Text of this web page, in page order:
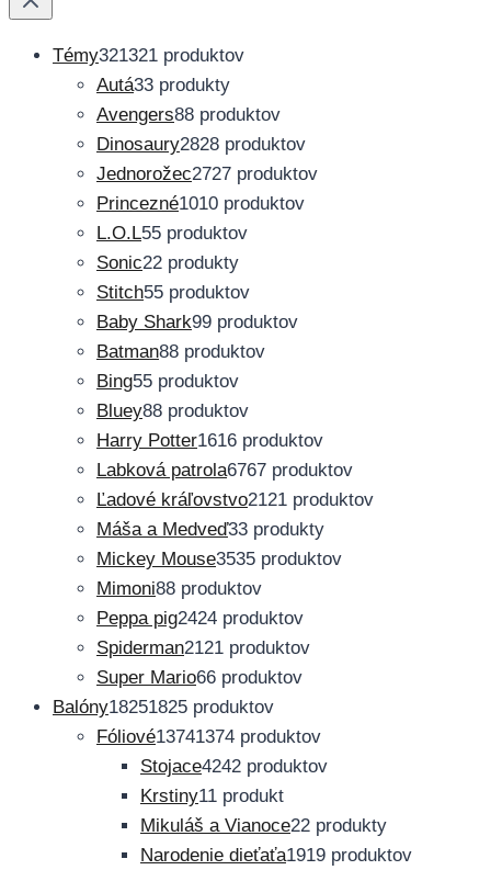
Témy321321 produktov
Autá33 produkty
Avengers88 produktov
Dinosaury2828 produktov
Jednorožec2727 produktov
Princezné1010 produktov
L.O.L55 produktov
Sonic22 produkty
Stitch55 produktov
Baby Shark99 produktov
Batman88 produktov
Bing55 produktov
Bluey88 produktov
Harry Potter1616 produktov
Labková patrola6767 produktov
Ľadové kráľovstvo2121 produktov
Máša a Medveď33 produkty
Mickey Mouse3535 produktov
Mimoni88 produktov
Peppa pig2424 produktov
Spiderman2121 produktov
Super Mario66 produktov
Balóny18251825 produktov
Fóliové13741374 produktov
Stojace4242 produktov
Krstiny11 produkt
Mikuláš a Vianoce22 produkty
Narodenie dieťaťa1919 produktov